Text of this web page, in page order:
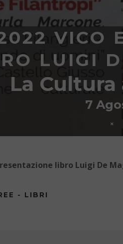
VICO
LUIGI
La Cultura
7
libro Luigi De
- LIBRI